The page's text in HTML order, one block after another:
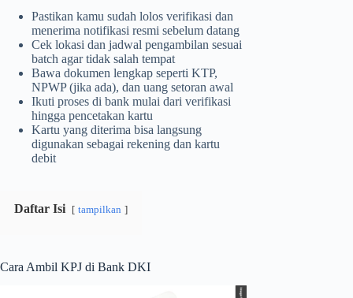
Pastikan kamu sudah lolos verifikasi dan
menerima notifikasi resmi sebelum datang
Cek lokasi dan jadwal pengambilan sesuai
batch agar tidak salah tempat
Bawa dokumen lengkap seperti KTP,
NPWP (jika ada), dan uang setoran awal
Ikuti proses di bank mulai dari verifikasi
hingga pencetakan kartu
Kartu yang diterima bisa langsung
digunakan sebagai rekening dan kartu
debit
Daftar Isi tampilkan
Cara Ambil KPJ di Bank DKI